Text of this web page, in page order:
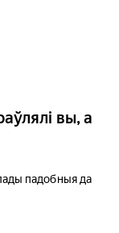
вы, а
падобныя да